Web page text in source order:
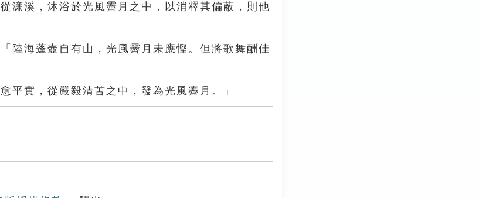
濂溪，沐浴於光風霽月之中，以消釋其偏蔽，則他
陸海蓬壺自有山，光風霽月未應慳。但將歌舞酬佳
平實，從嚴毅清苦之中，發為光風霽月。」